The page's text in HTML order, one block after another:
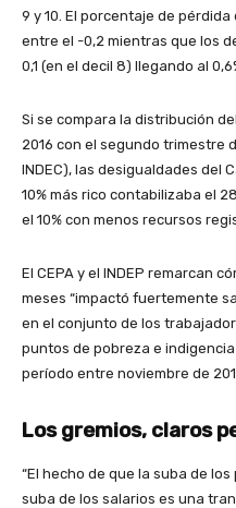
9 y 10. El porcentaje de
entre el -0,2 mientras que los
0,1 (en el decil 8) llegando al
Si se compara la distribución
2016 con el segundo trimestre
INDEC), las desigualdades del
10% más rico contabilizaba el
el 10% con menos recursos
El CEPA y el INDEP remarcan
meses “impactó fuertemente
en el conjunto de los
puntos de pobreza e
período entre noviembre de
Los gremios, claros
“El hecho de que la suba de
suba de los salarios es una